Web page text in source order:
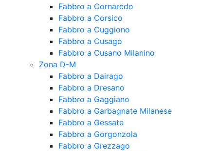
Fabbro a Cornaredo
Fabbro a Corsico
Fabbro a Cuggiono
Fabbro a Cusago
Fabbro a Cusano Milanino
Zona D-M
Fabbro a Dairago
Fabbro a Dresano
Fabbro a Gaggiano
Fabbro a Garbagnate Milanese
Fabbro a Gessate
Fabbro a Gorgonzola
Fabbro a Grezzago